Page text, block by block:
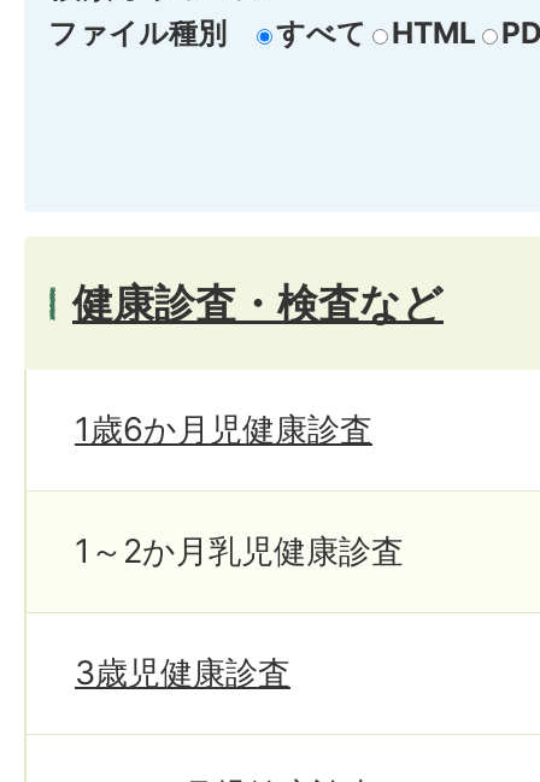
ファイル種別 すべて HTML
健康診査・検査など
1歳6か月児健康診査
1～2か月乳児健康診査
3歳児健康診査